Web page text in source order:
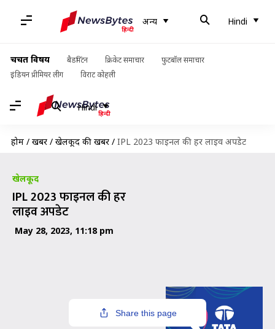
अन्य Hindi
चर्चित विषय बैडमिंटन क्रिकेट समाचार
फुटबॉल समाचार
इंडियन प्रीमियर लीग
विराट कोहली
Hindi
होम / खबरें / खेलकूद की खबरें / IPL 2023 फाइनल की हर लाइव अपडेट
खेलकूद
IPL 2023 फाइनल की हर
लाइव अपडेट
May 28, 2023, 11:18 pm
Share this page